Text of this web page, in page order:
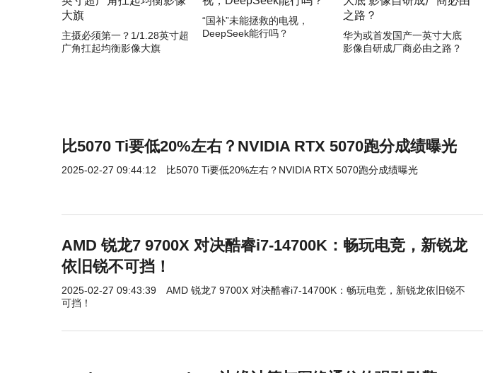
主摄必须第一？1/1.28英寸超
广角扛起均衡影像大旗
“国补”未能拯救的电视，
DeepSeek能行吗？
华为或首发国产一英寸大底
影像自研成厂商必由之路？
比5070 Ti要低20%左右？NVIDIA RTX 5070跑分成绩曝光
2025-02-27 09:44:12 比5070 Ti要低20%左右？NVIDIA RTX 5070跑分成绩曝光
AMD 锐龙7 9700X 对决酷睿i7-14700K：畅玩电竞，新锐龙
依旧锐不可挡！
2025-02-27 09:43:39
AMD 锐龙7 9700X 对决酷睿i7-14700K：畅玩电竞，新锐龙依旧锐不
可挡！